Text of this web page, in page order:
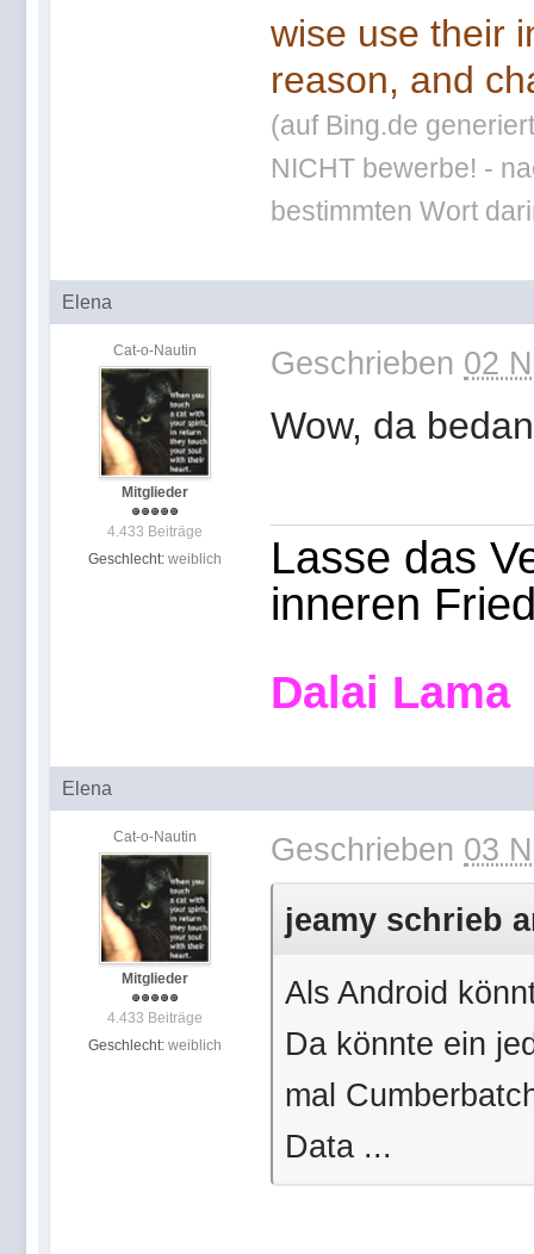
wise use their
reason, and
(auf Bing.de
NICHT bewerbe! -
bestimmten Wort
Elena
Cat-o-Nautin
Mitglieder
4.433 Beiträge
Geschlecht: weiblich
Geschrieben 02
Wow, da
Lasse das
inneren
Dalai Lama
Elena
Cat-o-Nautin
Mitglieder
4.433 Beiträge
Geschlecht: weiblich
Geschrieben 03
jeamy schrieb
Als Android
Da könnte ein
mal
Data ...